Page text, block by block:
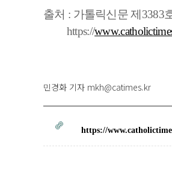
출처 : 가톨릭신문 제3383
https://
민경화 기자 mkh@catimes.kr
https://